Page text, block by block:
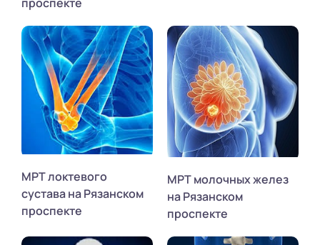
МРТ локтевого
сустава на Рязанском
проспекте
МРТ молочных желез
на Рязанском
проспекте